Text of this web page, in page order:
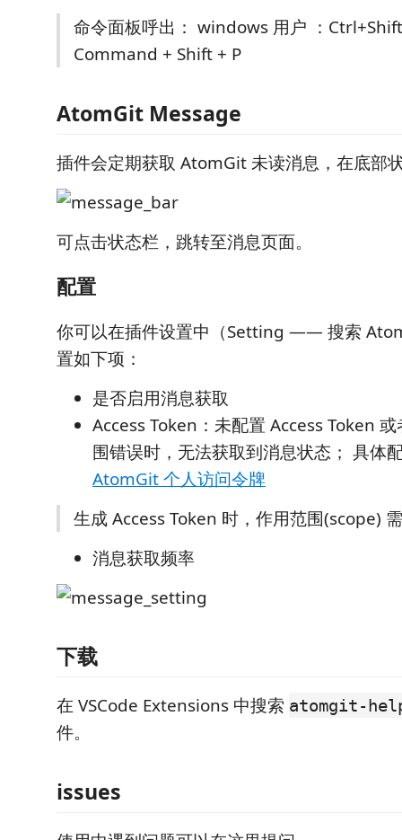
命令面板呼出： windows 用户 ：
Command + Shift + P
AtomGit Message
插件会定期获取 AtomGit 未读消息，在底部
可点击状态栏，跳转至消息页面。
配置
你可以在插件设置中（Setting —— 搜索
置如下项：
是否启用消息获取
Access Token：未配置 Access Token
围错误时，无法获取到消息状态； 具体
AtomGit 个人访问令牌
生成 Access Token 时，作用范围(scope)
消息获取频率
下载
在 VSCode Extensions 中搜索 atomgit-
件。
issues